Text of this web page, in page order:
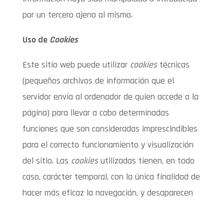
por un tercero ajeno al mismo.
Uso de Cookies
Este sitio web puede utilizar cookies técnicas
(pequeños archivos de información que el
servidor envía al ordenador de quien accede a la
página) para llevar a cabo determinadas
funciones que son consideradas imprescindibles
para el correcto funcionamiento y visualización
del sitio. Las cookiesutilizadas tienen, en todo
caso, carácter temporal, con la única finalidad de
hacer más eficaz la navegación, y desaparecen